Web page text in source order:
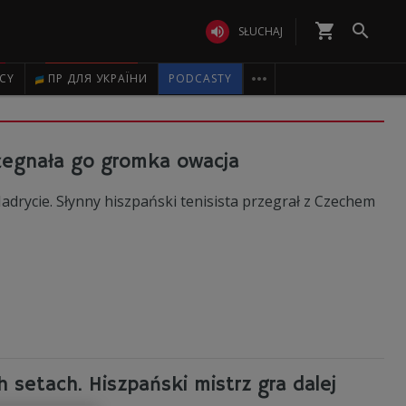
 SŁUCHAJ shopping_cart 
ПР ДЛЯ УКРАЇНИ PODCASTY 
go gromka owacja
Słynny hiszpański tenisista przegrał z Czechem
setach. Hiszpański mistrz gra dalej